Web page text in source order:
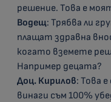
решение. Това е
Водещ: Трябва ли
плащат здравна
когато вземете
Например децата?
Доц. Кирилов: Това
винаги съм 100%